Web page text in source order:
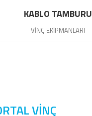
KABLO TAMBURU
VİNÇ EKİPMANLARI
VİNÇ